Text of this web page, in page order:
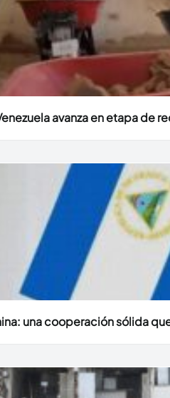
avanza en etapa de
una cooperación sólida